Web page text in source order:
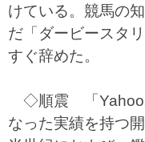
けている。競馬の
だ「ダービースタ
すぐ辞めた。
◇順震 「Yahoo
なった実績を持つ